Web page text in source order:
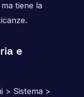
tiene la
e
> Sistema >